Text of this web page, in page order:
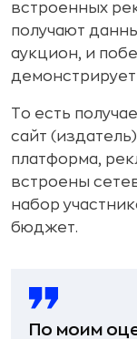
встроенных
получают
аукцион, и
То есть
сайт
платформа,
встроены
набор
бюджет.
По моим